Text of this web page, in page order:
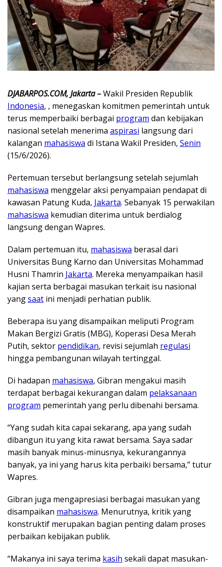
DJABARPOS.COM, Jakarta –Wakil Presiden Republik
Indonesia, , menegaskan komitmen pemerintah untuk
terus memperbaiki berbagai program dan kebijakan
nasional setelah menerima aspirasi langsung dari
kalangan mahasiswa di Istana Wakil Presiden, Senin
(15/6/2026).
Pertemuan tersebut berlangsung setelah sejumlah
mahasiswa menggelar aksi penyampaian pendapat di
kawasan Patung Kuda, Jakarta. Sebanyak 15 perwakilan
mahasiswa kemudian diterima untuk berdialog
langsung dengan Wapres.
Dalam pertemuan itu, mahasiswa berasal dari
Universitas Bung Karno dan Universitas Mohammad
Husni Thamrin Jakarta. Mereka menyampaikan hasil
kajian serta berbagai masukan terkait isu nasional
yangsaat ini menjadi perhatian publik.
Beberapa isu yang disampaikan meliputi Program
Makan Bergizi Gratis (MBG), Koperasi Desa Merah
Putih, sektor pendidikan, revisi sejumlah regulasi
hingga pembangunan wilayah tertinggal.
Di hadapan mahasiswa, Gibran mengakui masih
terdapat berbagai kekurangan dalam pelaksanaan
program pemerintah yang perlu dibenahi bersama.
“Yang sudah kita capai sekarang, apa yang sudah
dibangun itu yang kita rawat bersama. Saya sadar
masih banyak minus-minusnya, kekurangannya
banyak, ya ini yang harus kita perbaiki bersama,” tutur
Wapres.
Gibran juga mengapresiasi berbagai masukan yang
disampaikan mahasiswa. Menurutnya, kritik yang
konstruktif merupakan bagian penting dalam proses
perbaikan kebijakan publik.
“Makanya ini saya terima kasih sekali dapat masukan-